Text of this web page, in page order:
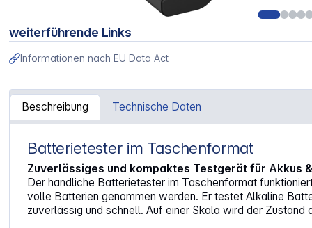
weiterführende Links
Informationen nach EU Data Act
Beschreibung Technische Daten
Artikelinformationen "Ansmann Batterietester Digital
Batterietester im Taschenformat
Zuverlässiges und kompaktes Testgerät für Akkus
Der handliche Batterietester im Taschenformat
volle Batterien genommen werden. Er testet Alkaline
zuverlässig und schnell. Auf einer Skala wird der Zustand